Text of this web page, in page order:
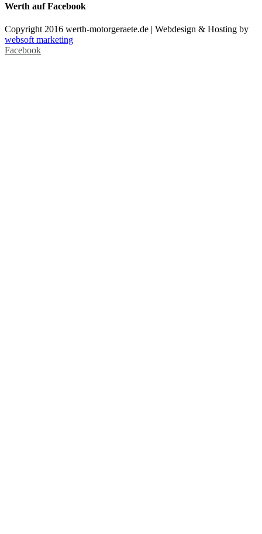
Werth auf Facebook
Copyright 2016 werth-motorgeraete.de | Webdesign & Hosting by
websoft marketing
Facebook